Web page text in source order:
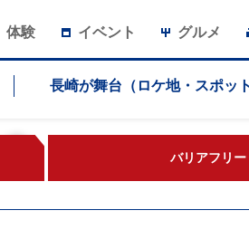
体験 イベント グルメ
長崎が舞台（ロケ地・スポット
バリアフリー